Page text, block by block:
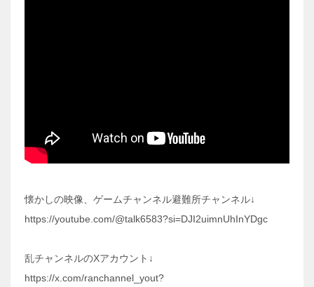
懐かしの映像、ゲームチャンネル避難所チャンネル↓
https://youtube.com/@talk6583?si=DJI2uimnUhInYDgc
乱チャンネルのXアカウント↓
https://x.com/ranchannel_yout?